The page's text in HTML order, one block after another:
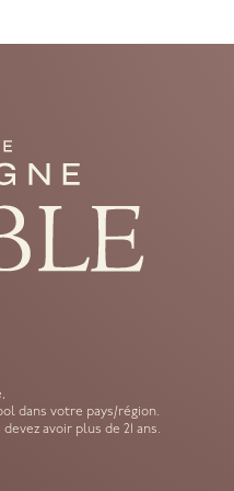
dans votre pays/région.
avoir plus de 21 ans.
VINS DE CHAMPAGNE